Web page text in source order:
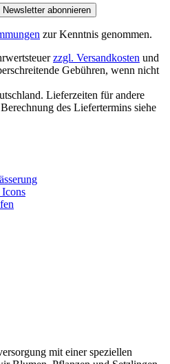
Newsletter abonnieren
zur Kenntnis genommen.
zzgl. Versandkosten und
Gebühren, wenn nicht
Lieferzeiten für andere
des Liefertermins siehe
mit einer speziellen